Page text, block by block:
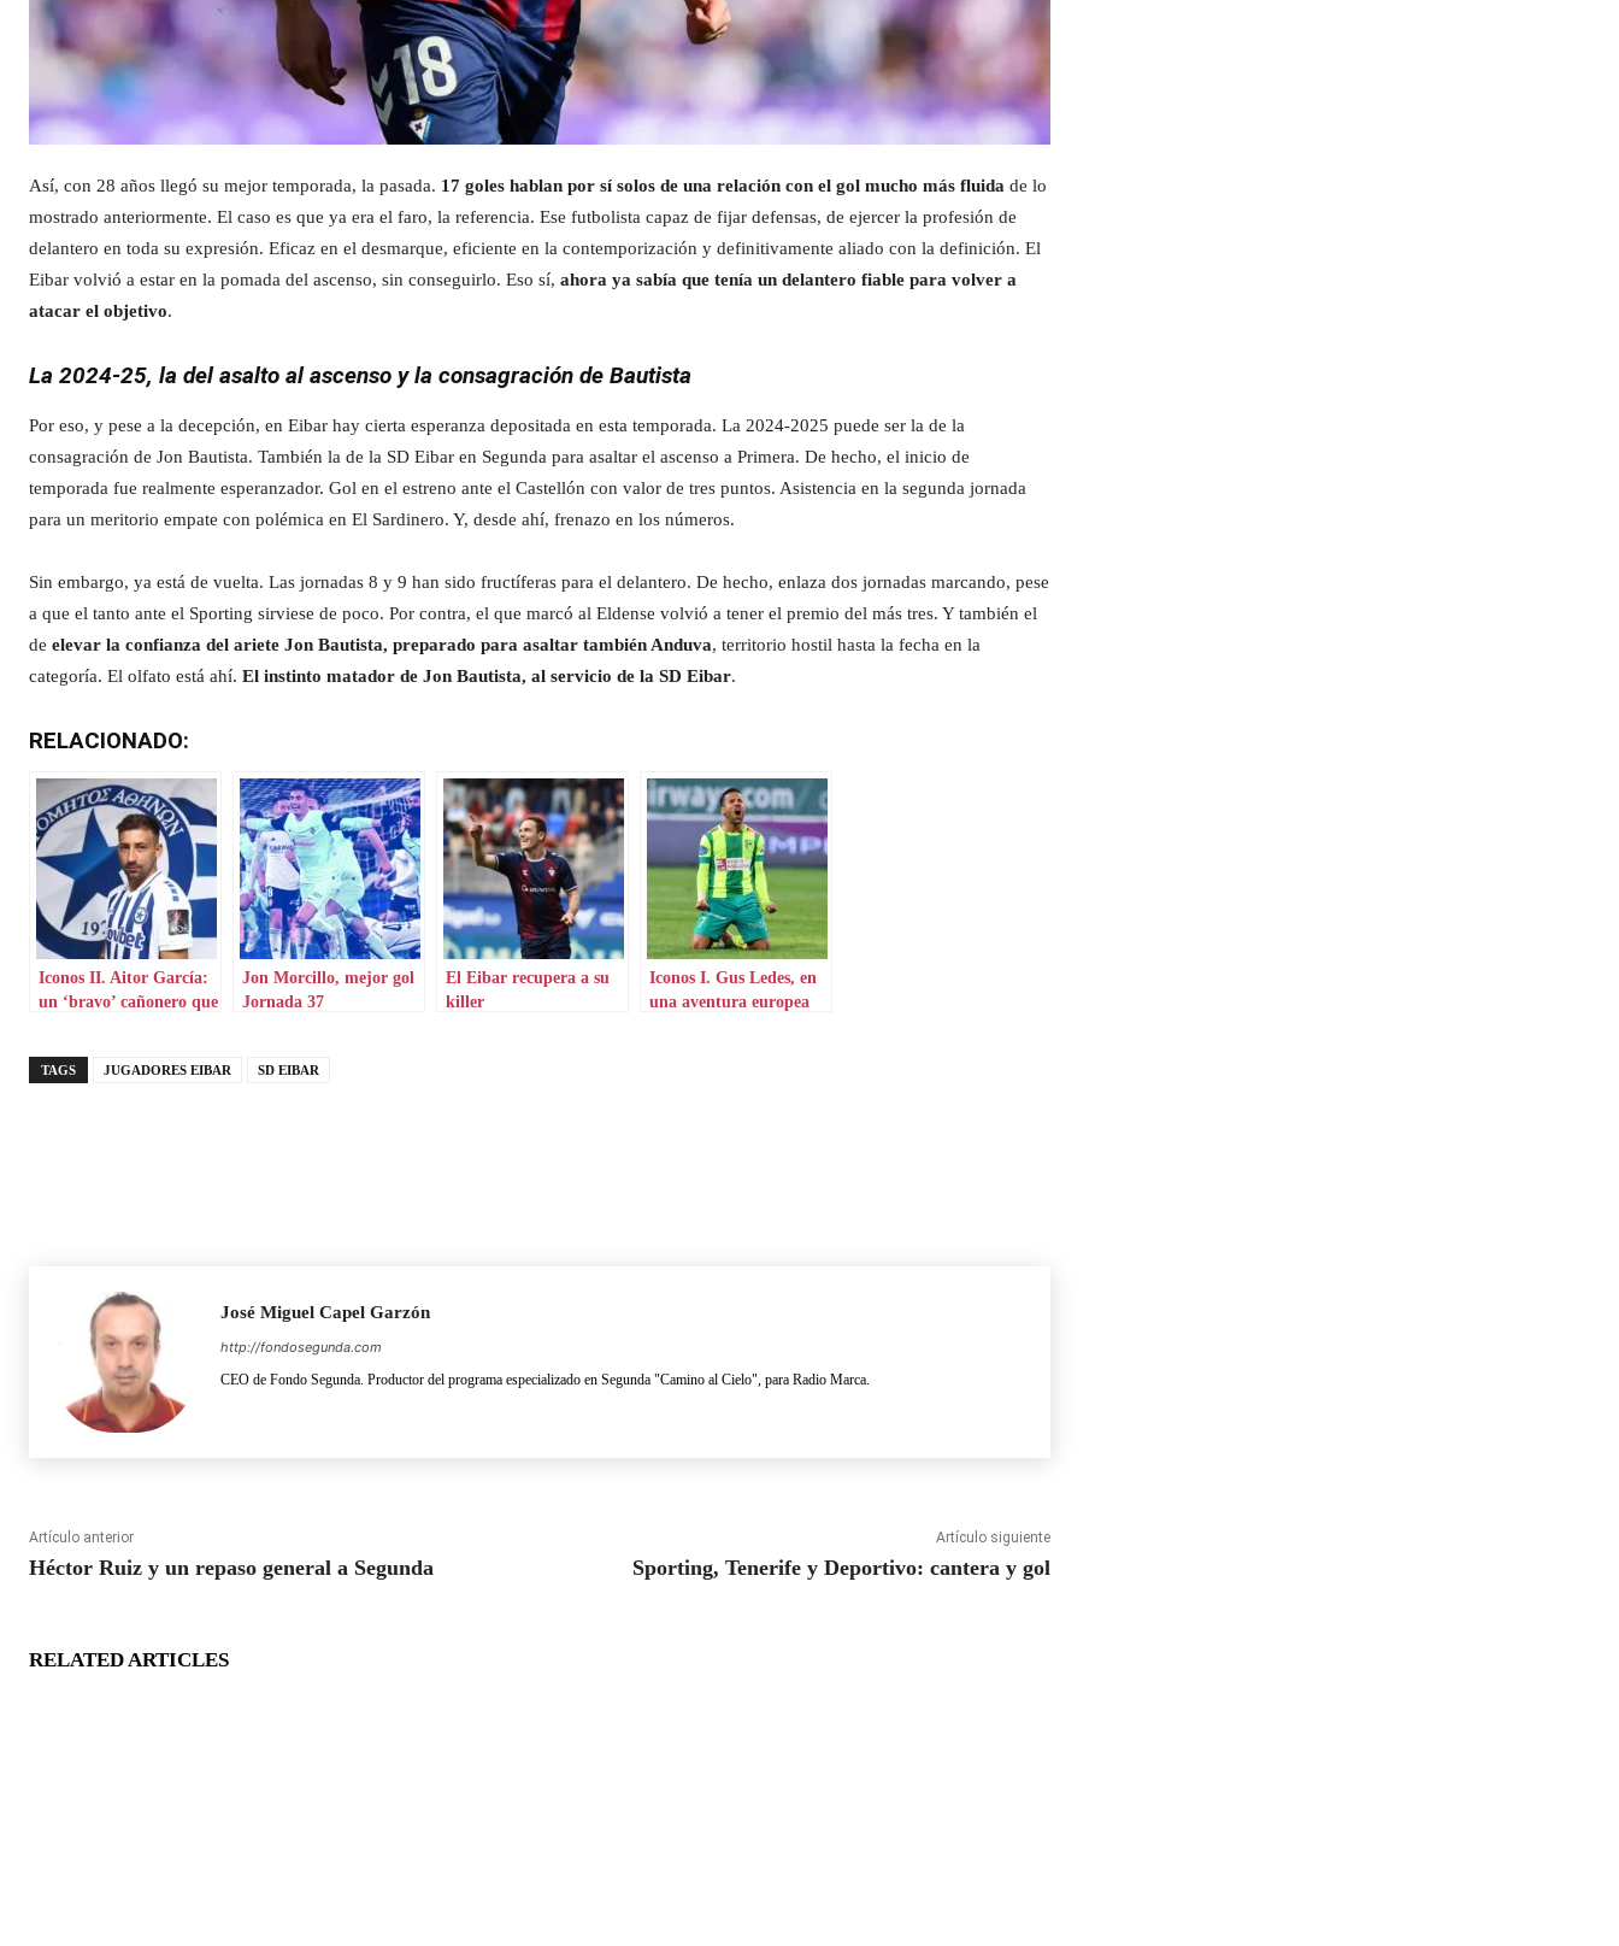
Así, con 28 años llegó su mejor temporada, la pasada. 17 goles hablan por sí solos de una relación con el gol mucho más fluida de lo
mostrado anteriormente. El caso es que ya era el faro, la referencia. Ese futbolista capaz de fijar defensas, de ejercer la profesión de
delantero en toda su expresión. Eficaz en el desmarque, eficiente en la contemporización y definitivamente aliado con la definición. El
Eibar volvió a estar en la pomada del ascenso, sin conseguirlo. Eso sí, ahora ya sabía que tenía un delantero fiable para volver a
atacar el objetivo.
La 2024-25, la del asalto al ascenso y la consagración de Bautista
Por eso, y pese a la decepción, en Eibar hay cierta esperanza depositada en esta temporada. La 2024-2025 puede ser la de la
consagración de Jon Bautista. También la de la SD Eibar en Segunda para asaltar el ascenso a Primera. De hecho, el inicio de
temporada fue realmente esperanzador. Gol en el estreno ante el Castellón con valor de tres puntos. Asistencia en la segunda jornada
para un meritorio empate con polémica en El Sardinero. Y, desde ahí, frenazo en los números.
Sin embargo, ya está de vuelta. Las jornadas 8 y 9 han sido fructíferas para el delantero. De hecho, enlaza dos jornadas marcando, pese
a que el tanto ante el Sporting sirviese de poco. Por contra, el que marcó al Eldense volvió a tener el premio del más tres. Y también el
de elevar la confianza del ariete Jon Bautista, preparado para asaltar también Anduva, territorio hostil hasta la fecha en la
categoría. El olfato está ahí. El instinto matador de Jon Bautista, al servicio de la SD Eibar.
RELACIONADO:
Iconos II. Aitor García:
un ‘bravo’ cañonero que
Jon Morcillo, mejor gol
Jornada 37
El Eibar recupera a su
killer
Iconos I. Gus Ledes, en
una aventura europea
TAGS JUGADORES EIBAR SD EIBAR
José Miguel Capel Garzón
http://fondosegunda.com
CEO de Fondo Segunda. Productor del programa especializado en Segunda "Camino al Cielo", para Radio Marca.
Artículo anterior
Héctor Ruiz y un repaso general a Segunda
Artículo siguiente
Sporting, Tenerife y Deportivo: cantera y gol
RELATED ARTICLES